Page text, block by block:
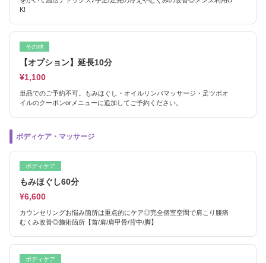
K!
その他
【オプション】延長10分
¥1,100
単品でのご予約不可。もみほぐし・オイルリンパマッサージ・足ツボオ
イルのクーポンorメニューに追加してご予約ください。
ボディケア・マッサージ
ボディケア
もみほぐし60分
¥6,600
カウンセリングお悩み箇所は重点的にケア◎完全個室空間で肩こり腰痛
むくみ改善◎施術箇所【首/肩/肩甲骨/背中/脚】
ボディケア